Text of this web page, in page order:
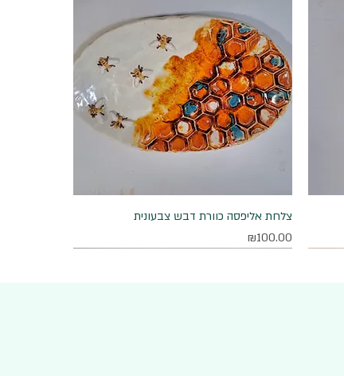
תצוגה מהירה
צלחת אליפסה כוורת דבש צבעונית
מחיר
₪100.00